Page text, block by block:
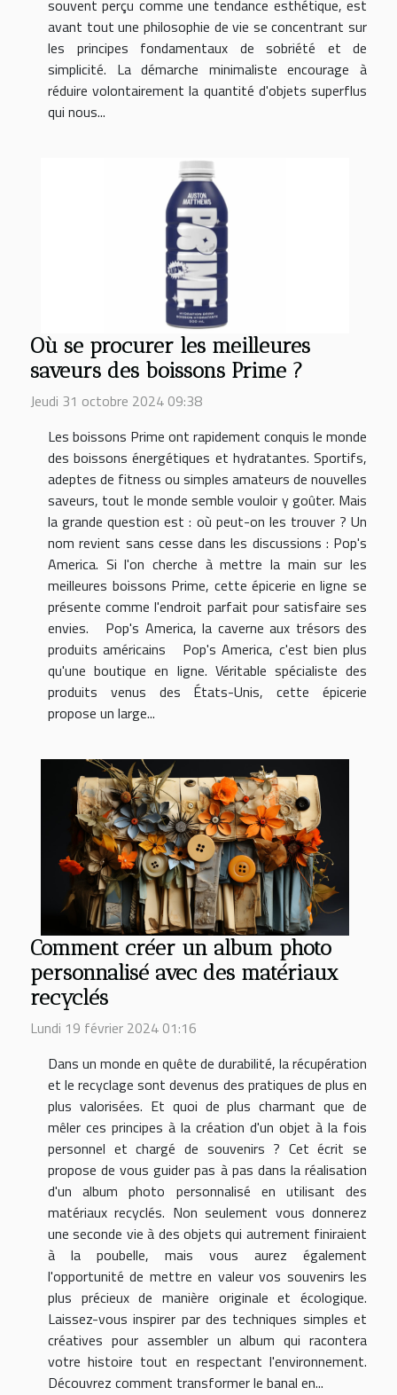
souvent perçu comme une tendance esthétique, est
avant tout une philosophie de vie se concentrant sur
les principes fondamentaux de sobriété et de
simplicité. La démarche minimaliste encourage à
réduire volontairement la quantité d'objets superflus
qui nous...
Où se procurer les meilleures
saveurs des boissons Prime ?
Jeudi 31 octobre 2024 09:38
Les boissons Prime ont rapidement conquis le monde
des boissons énergétiques et hydratantes. Sportifs,
adeptes de fitness ou simples amateurs de nouvelles
saveurs, tout le monde semble vouloir y goûter. Mais
la grande question est : où peut-on les trouver ? Un
nom revient sans cesse dans les discussions : Pop's
America. Si l'on cherche à mettre la main sur les
meilleures boissons Prime, cette épicerie en ligne se
présente comme l'endroit parfait pour satisfaire ses
envies. Pop's America, la caverne aux trésors des
produits américains Pop's America, c'est bien plus
qu'une boutique en ligne. Véritable spécialiste des
produits venus des États-Unis, cette épicerie
propose un large...
Comment créer un album photo
personnalisé avec des matériaux
recyclés
Lundi 19 février 2024 01:16
Dans un monde en quête de durabilité, la récupération
et le recyclage sont devenus des pratiques de plus en
plus valorisées. Et quoi de plus charmant que de
mêler ces principes à la création d'un objet à la fois
personnel et chargé de souvenirs ? Cet écrit se
propose de vous guider pas à pas dans la réalisation
d'un album photo personnalisé en utilisant des
matériaux recyclés. Non seulement vous donnerez
une seconde vie à des objets qui autrement finiraient
à la poubelle, mais vous aurez également
l'opportunité de mettre en valeur vos souvenirs les
plus précieux de manière originale et écologique.
Laissez-vous inspirer par des techniques simples et
créatives pour assembler un album qui racontera
votre histoire tout en respectant l'environnement.
Découvrez comment transformer le banal en...